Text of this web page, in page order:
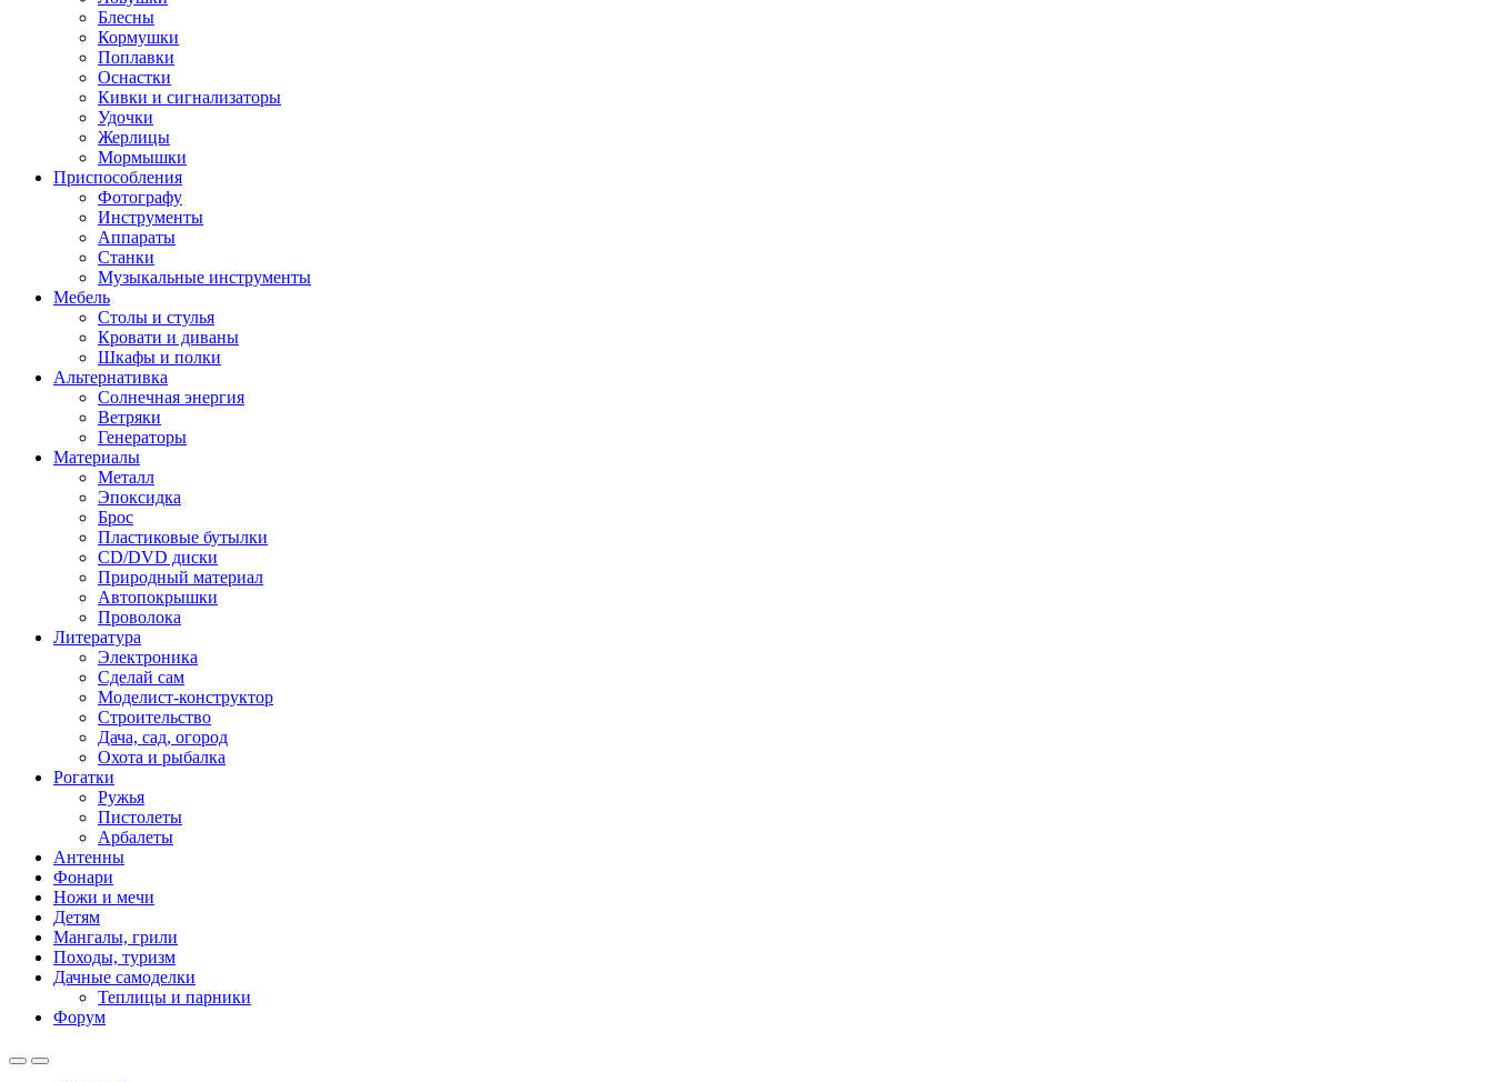
Блесны
Кормушки
Поплавки
Оснастки
Кивки и сигнализаторы
Удочки
Жерлицы
Мормышки
Приспособления
Фотографу
Инструменты
Аппараты
Станки
Музыкальные инструменты
Мебель
Столы и стулья
Кровати и диваны
Шкафы и полки
Альтернативка
Солнечная энергия
Ветряки
Генераторы
Материалы
Металл
Эпоксидка
Брос
Пластиковые бутылки
CD/DVD диски
Природный материал
Автопокрышки
Проволока
Литература
Электроника
Сделай сам
Моделист-конструктор
Строительство
Дача, сад, огород
Охота и рыбалка
Рогатки
Ружья
Пистолеты
Арбалеты
Антенны
Фонари
Ножи и мечи
Детям
Мангалы, грили
Походы, туризм
Дачные самоделки
Теплицы и парники
Форум